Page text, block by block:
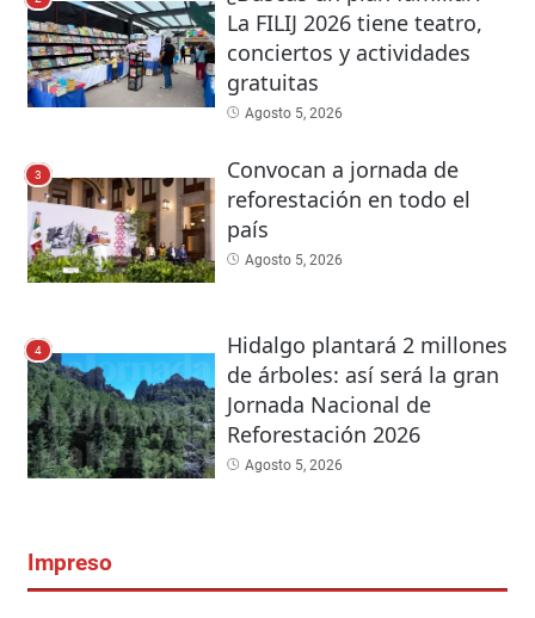
La FILIJ 2026 tiene teatro,
conciertos y actividades
gratuitas
Agosto 5, 2026
3
Convocan a jornada de
reforestación en todo el
país
Agosto 5, 2026
4
Hidalgo plantará 2 millones
de árboles: así será la gran
Jornada Nacional de
Reforestación 2026
Agosto 5, 2026
Impreso